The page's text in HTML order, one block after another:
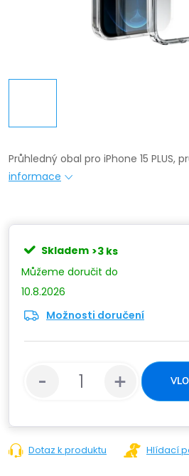
Průhledný obal pro iPhone 15 PLUS,
informace
Skladem >3 ks
10.8.2026
Možnosti doručení
Dotaz k produktu Hlídací